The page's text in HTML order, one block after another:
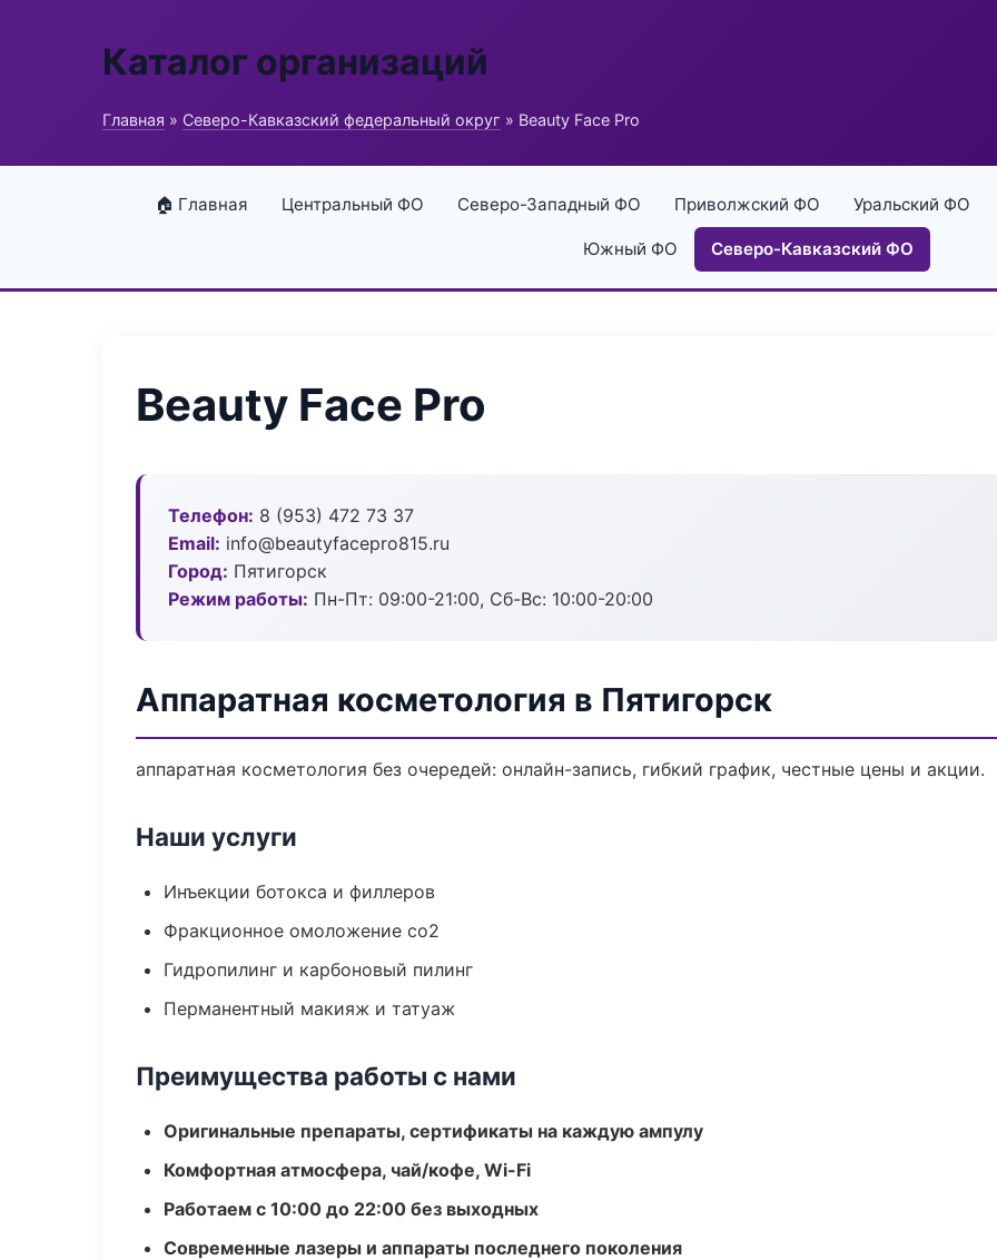
Каталог организаций
Главная » Северо-Кавказский федеральный округ » Beauty Face Pro
🏠 Главная Центральный ФО Северо-Западный ФО Приволжский ФО Уральский ФО
Южный ФО Северо-Кавказский ФО
Beauty Face Pro
Телефон: 8 (953) 472 73 37
Email: info@beautyfacepro815.ru
Город: Пятигорск
Режим работы: Пн-Пт: 09:00-21:00, Сб-Вс: 10:00-20:00
Аппаратная косметология в Пятигорск
аппаратная косметология без очередей: онлайн-запись, гибкий график, честные цены и акции.
Наши услуги
Инъекции ботокса и филлеров
Фракционное омоложение co2
Гидропилинг и карбоновый пилинг
Перманентный макияж и татуаж
Преимущества работы с нами
Оригинальные препараты, сертификаты на каждую ампулу
Комфортная атмосфера, чай/кофе, Wi-Fi
Работаем с 10:00 до 22:00 без выходных
Современные лазеры и аппараты последнего поколения